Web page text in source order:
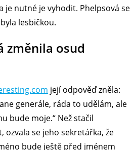
je nutné je vyhodit. Phelpsová se
lesbičkou.
změnila osud
její odpověď zněla:
generále, ráda to udělám, ale
bude moje.“ Než stačil
ozvala se jeho sekretářka, že
bude ještě před jménem